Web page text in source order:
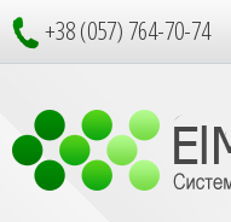
+38 (057) 764-70-74